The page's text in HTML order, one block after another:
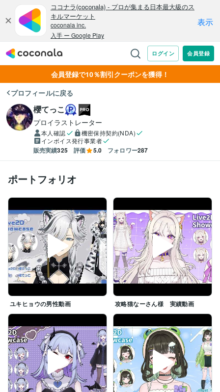
会員登録で10％割引クーポンを獲得！
プロフィールに戻る
櫻てっこ
プロイラストレーター
本人確認
機密保持契約(NDA)
インボイス発行事業者
販売実績325 評価 5.0 フォロワー287
ポートフォリオ
ユキヒョウの男性動画 攻略猫なーさん様 実績動画